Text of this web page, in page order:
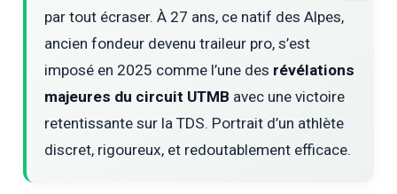
par tout écraser. À 27 ans, ce natif des Alpes,
ancien fondeur devenu traileur pro, s’est
imposé en 2025 comme l’une des révélations
majeures du circuit UTMB avec une victoire
retentissante sur la TDS. Portrait d’un athlète
discret, rigoureux, et redoutablement efficace.